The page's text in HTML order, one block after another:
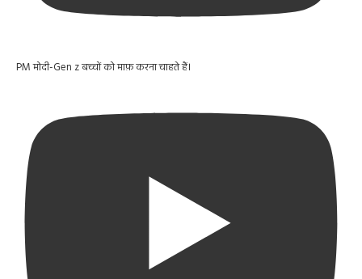
PM मोदी-Gen z बच्चों को माफ़ करना चाहते हैं।